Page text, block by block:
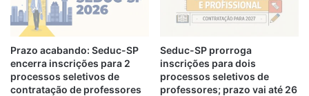
Prazo acabando: Seduc-SP
encerra inscrições para 2
processos seletivos de
contratação de professores
Seduc-SP prorroga
inscrições para dois
processos seletivos de
professores; prazo vai até 26